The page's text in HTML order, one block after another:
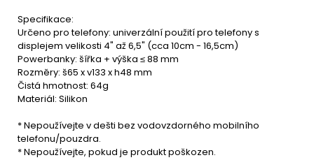
Specifikace:
Určeno pro telefony: univerzální použití pro telefony s
displejem velikosti 4" až 6,5" (cca 10cm - 16,5cm)
Powerbanky: šířka + výška ≤ 88 mm
Rozměry: š65 x v133 x h48 mm
Čistá hmotnost: 64g
Materiál: Silikon
* Nepoužívejte v dešti bez vodovzdorného mobilního
telefonu/pouzdra.
* Nepoužívejte, pokud je produkt poškozen.